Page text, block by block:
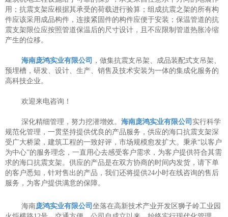
用；抗震支架应根据其承受的荷载进行验算；组成抗震之架的所有构
件应该采用成品构件，连接紧固件的构件应便于安装；保温管道的抗
震支架限位应按照管道保温后的尺寸设计，且不应限制管道热胀冷缩
产生的位移。
海南庞鸿实业有限公司
，做集抗震支吊架、成品装配式支吊架、
预埋槽，研发、设计、生产、销售及技术安装为一体的集成化服务的
高科技企业。
欢迎来电咨询！
深化精细管理，努力挖潜增效。 海南庞鸿实业有限公司 实行科学
规范化管理，一贯坚持提供优良的产品服务，供应的海口抗震支架深
受广大桥梁，建筑工程的一致好评，市场规模愈发扩大。秉承“以客户
为中心”的服务理念，一直用心去感受客户需求，为客户提供符合其需
求的海口抗震支架。供应的产品是在双方协商的时间内发货，请下单
的客户悉知，针对售出的产品，我们还将提供24小时在线咨询的售后
服务，为客户提供满意的保障。
海南庞鸿实业有限公司 坐落在高新技术产业开发区狮子岭工业园